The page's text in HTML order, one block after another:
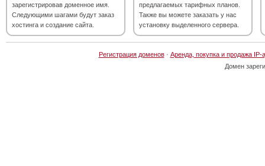
зарегистрировав доменное имя.
Следующими шагами будут заказ
хостинга и создание сайта.
предлагаемых тарифных планов.
Также вы можете заказать у нас
установку выделенного сервера.
Регистрация доменов· Аренда, покупка и продажа IP-
Домен